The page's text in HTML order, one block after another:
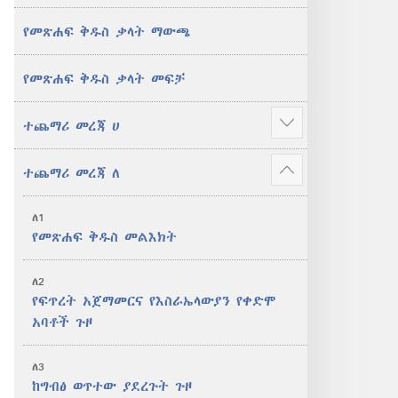
የመጽሐፍ ቅዱስ ቃላት ማውጫ
የመጽሐፍ ቅዱስ ቃላት መፍቻ
ተጨማሪ መረጃ ሀ
አሳይ
ተጨማሪ መረጃ ለ
አሳይ
ለ1
የመጽሐፍ ቅዱስ መልእክት
ለ2
የፍጥረት አጀማመርና የእስራኤላውያን የቀድሞ
አባቶች ጉዞ
ለ3
ከግብፅ ወጥተው ያደረጉት ጉዞ